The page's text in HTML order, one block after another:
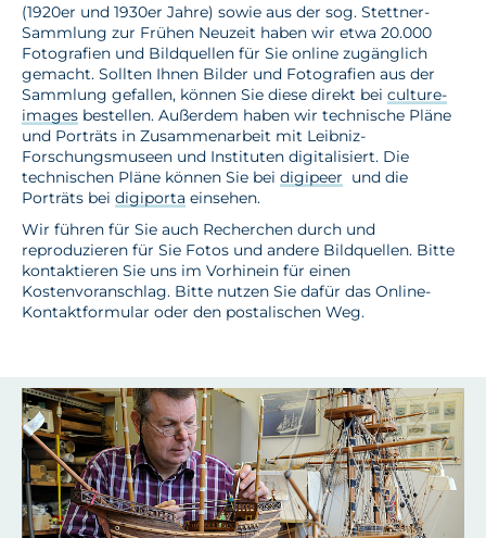
(1920er und 1930er Jahre) sowie aus der sog. Stettner-
Sammlung zur Frühen Neuzeit haben wir etwa 20.000
Fotografien und Bildquellen für Sie online zugänglich
gemacht. Sollten Ihnen Bilder und Fotografien aus der
Sammlung gefallen, können Sie diese direkt bei culture-
images bestellen. Außerdem haben wir technische Pläne
und Porträts in Zusammenarbeit mit Leibniz-
Forschungsmuseen und Instituten digitalisiert. Die
technischen Pläne können Sie bei digipeer und die
Porträts bei digiporta einsehen.
Wir führen für Sie auch Recherchen durch und
reproduzieren für Sie Fotos und andere Bildquellen. Bitte
kontaktieren Sie uns im Vorhinein für einen
Kostenvoranschlag. Bitte nutzen Sie dafür das Online-
Kontaktformular oder den postalischen Weg.